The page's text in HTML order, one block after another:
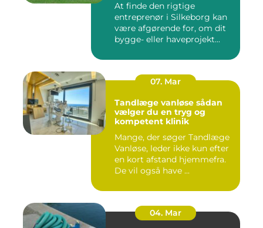
At finde den rigtige
entreprenør i Silkeborg kan
være afgørende for, om dit
bygge- eller haveprojekt...
07. Mar
Tandlæge vanløse sådan
vælger du en tryg og
kompetent klinik
Mange, der søger Tandlæge
Vanløse, leder ikke kun efter
en kort afstand hjemmefra.
De vil også have ...
04. Mar